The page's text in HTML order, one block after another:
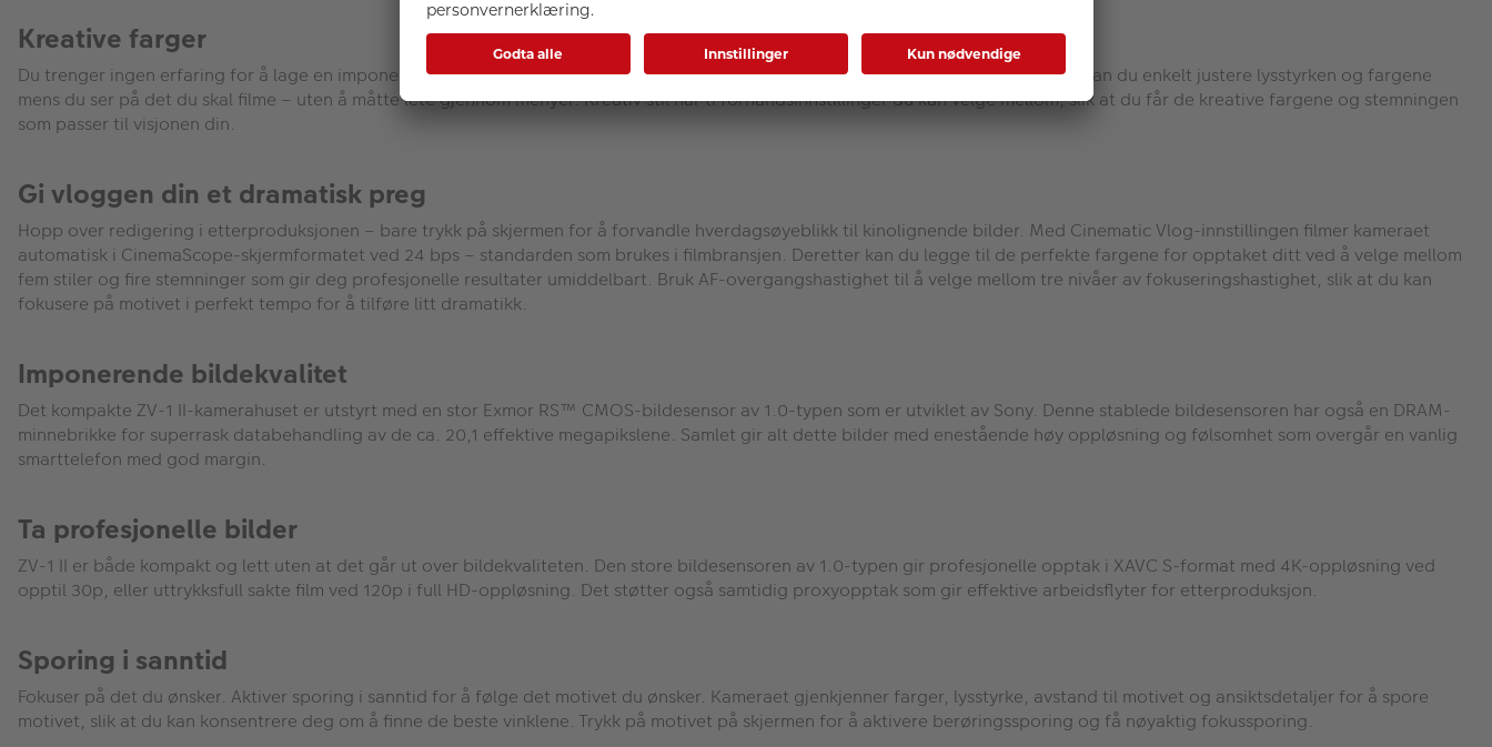
Kreative farger
Du trenger ingen erfaring for å lage en imponerende vlogg med alle de riktige visuelle elementene fra starten av. Med Min bildestil kan du enkelt justere lysstyrken og fargene
mens du ser på det du skal filme – uten å måtte lete gjennom menyer. Kreativ stil har ti forhåndsinnstillinger du kan velge mellom, slik at du får de kreative fargene og stemningen
som passer til visjonen din.
Gi vloggen din et dramatisk preg
Hopp over redigering i etterproduksjonen – bare trykk på skjermen for å forvandle hverdagsøyeblikk til kinolignende bilder. Med Cinematic Vlog-innstillingen filmer kameraet
automatisk i CinemaScope-skjermformatet ved 24 bps – standarden som brukes i filmbransjen. Deretter kan du legge til de perfekte fargene for opptaket ditt ved å velge mellom
fem stiler og fire stemninger som gir deg profesjonelle resultater umiddelbart. Bruk AF-overgangshastighet til å velge mellom tre nivåer av fokuseringshastighet, slik at du kan
fokusere på motivet i perfekt tempo for å tilføre litt dramatikk.
Imponerende bildekvalitet
Det kompakte ZV-1 II-kamerahuset er utstyrt med en stor Exmor RS™ CMOS-bildesensor av 1.0-typen som er utviklet av Sony. Denne stablede bildesensoren har også en DRAM-
minnebrikke for superrask databehandling av de ca. 20,1 effektive megapikslene. Samlet gir alt dette bilder med enestående høy oppløsning og følsomhet som overgår en vanlig
smarttelefon med god margin.
Ta profesjonelle bilder
ZV-1 II er både kompakt og lett uten at det går ut over bildekvaliteten. Den store bildesensoren av 1.0-typen gir profesjonelle opptak i XAVC S-format med 4K-oppløsning ved
opptil 30p, eller uttrykksfull sakte film ved 120p i full HD-oppløsning. Det støtter også samtidig proxyopptak som gir effektive arbeidsflyter for etterproduksjon.
Sporing i sanntid
Fokuser på det du ønsker. Aktiver sporing i sanntid for å følge det motivet du ønsker. Kameraet gjenkjenner farger, lysstyrke, avstand til motivet og ansiktsdetaljer for å spore
motivet, slik at du kan konsentrere deg om å finne de beste vinklene. Trykk på motivet på skjermen for å aktivere berøringssporing og få nøyaktig fokussporing.